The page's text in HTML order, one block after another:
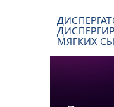
МЯГКИХ